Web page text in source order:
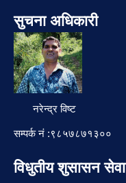
सुचना अधिकारी
नरेन्द्र विष्ट
सम्पर्क नं :९८५७८७१३००
विधुतीय शुसासन सेवा